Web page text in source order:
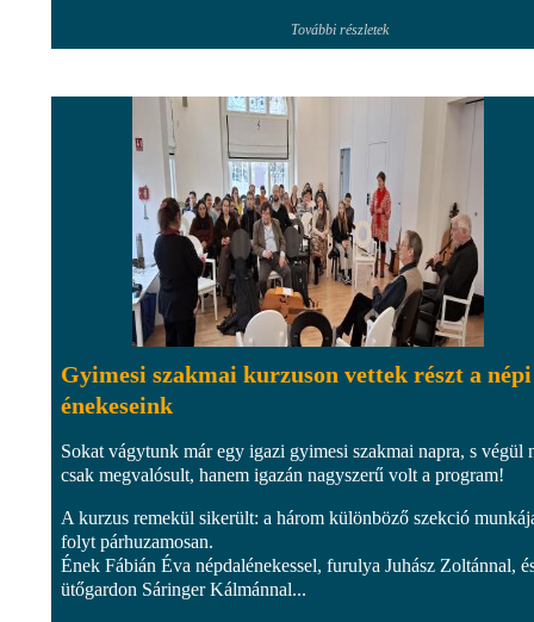
További részletek
Gyimesi szakmai kurzuson vettek részt a népi
énekeseink
Sokat vágytunk már egy igazi gyimesi szakmai napra, s végül
csak megvalósult, hanem igazán nagyszerű volt a program!
A kurzus remekül sikerült: a három különböző szekció
folyt párhuzamosan.
Ének Fábián Éva népdalénekessel, furulya Juhász Zoltánnal,
ütőgardon Sáringer Kálmánnal...